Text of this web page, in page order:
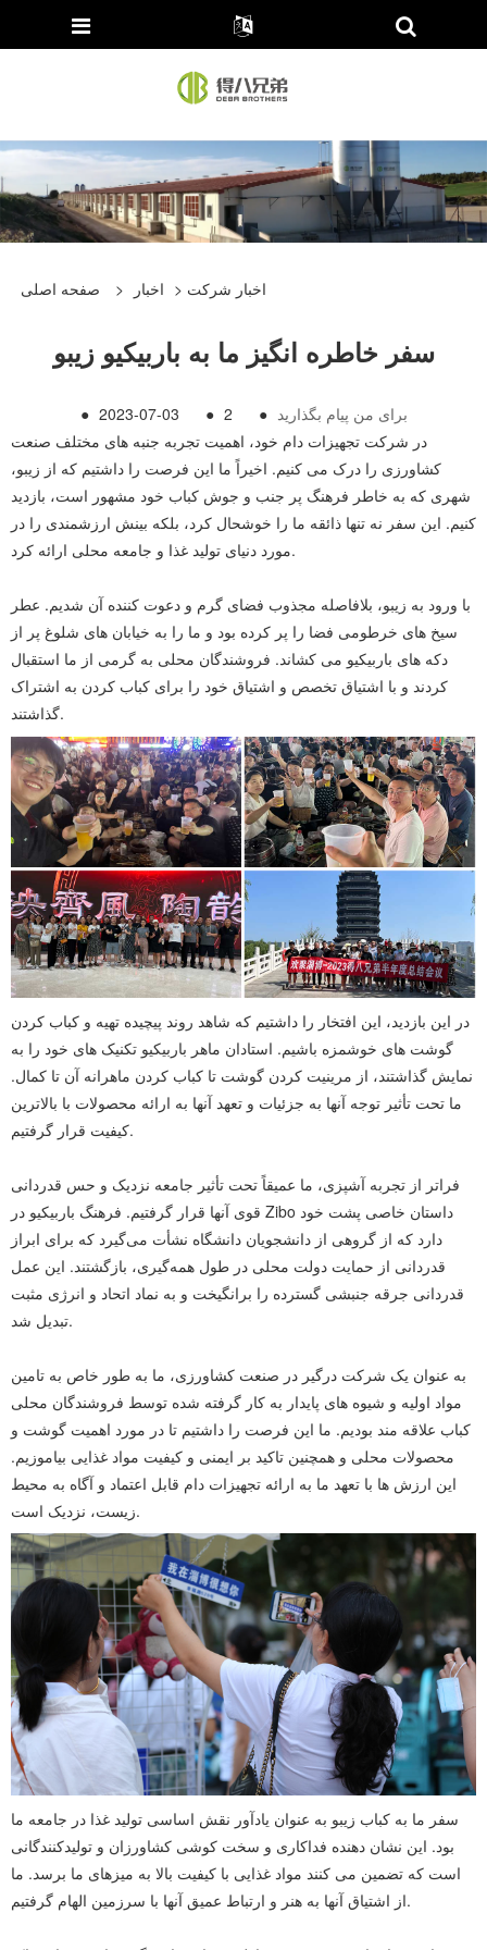
صفحه اصلی > اخبار > اخبار شرکت
سفر خاطره انگیز ما به باربیکیو زیبو
● 2023-07-03 ● 2 ● برای من پیام بگذارید
در شرکت تجهیزات دام خود، اهمیت تجربه جنبه های مختلف صنعت
کشاورزی را درک می کنیم. اخیراً ما این فرصت را داشتیم که از زیبو،
شهری که به خاطر فرهنگ پر جنب و جوش کباب خود مشهور است، بازدید
کنیم. این سفر نه تنها ذائقه ما را خوشحال کرد، بلکه بینش ارزشمندی را در
مورد دنیای تولید غذا و جامعه محلی ارائه کرد.
با ورود به زیبو، بلافاصله مجذوب فضای گرم و دعوت کننده آن شدیم. عطر
سیخ های خرطومی فضا را پر کرده بود و ما را به خیابان های شلوغ پر از
دکه های باربیکیو می کشاند. فروشندگان محلی به گرمی از ما استقبال
کردند و با اشتیاق تخصص و اشتیاق خود را برای کباب کردن به اشتراک
گذاشتند.
در این بازدید، این افتخار را داشتیم که شاهد روند پیچیده تهیه و کباب کردن
گوشت های خوشمزه باشیم. استادان ماهر باربیکیو تکنیک های خود را به
نمایش گذاشتند، از مرینیت کردن گوشت تا کباب کردن ماهرانه آن تا کمال.
ما تحت تأثیر توجه آنها به جزئیات و تعهد آنها به ارائه محصولات با بالاترین
کیفیت قرار گرفتیم.
فراتر از تجربه آشپزی، ما عمیقاً تحت تأثیر جامعه نزدیک و حس قدردانی
قوی آنها قرار گرفتیم. فرهنگ باربیکیو در Zibo داستان خاصی پشت خود
دارد که از گروهی از دانشجویان دانشگاه نشأت می‌گیرد که برای ابراز
قدردانی از حمایت دولت محلی در طول همه‌گیری، بازگشتند. این عمل
قدردانی جرقه جنبشی گسترده را برانگیخت و به نماد اتحاد و انرژی مثبت
تبدیل شد.
به عنوان یک شرکت درگیر در صنعت کشاورزی، ما به طور خاص به تامین
مواد اولیه و شیوه های پایدار به کار گرفته شده توسط فروشندگان محلی
کباب علاقه مند بودیم. ما این فرصت را داشتیم تا در مورد اهمیت گوشت و
محصولات محلی و همچنین تاکید بر ایمنی و کیفیت مواد غذایی بیاموزیم.
این ارزش ها با تعهد ما به ارائه تجهیزات دام قابل اعتماد و آگاه به محیط
زیست، نزدیک است.
سفر ما به کباب زیبو به عنوان یادآور نقش اساسی تولید غذا در جامعه ما
بود. این نشان دهنده فداکاری و سخت کوشی کشاورزان و تولیدکنندگانی
است که تضمین می کنند مواد غذایی با کیفیت بالا به میزهای ما برسد. ما
از اشتیاق آنها به هنر و ارتباط عمیق آنها با سرزمین الهام گرفتیم.